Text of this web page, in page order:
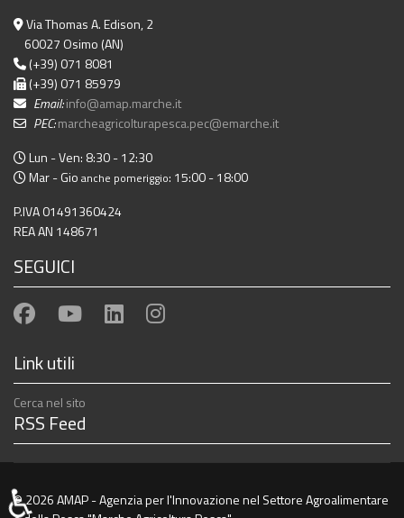
Via Thomas A. Edison, 2
60027 Osimo (AN)
(+39) 071 8081
(+39) 071 85979
Email:info@amap.marche.it
PEC:marcheagricolturapesca.pec@emarche.it
Lun - Ven: 8:30 - 12:30
Mar - Gio anche pomeriggio: 15:00 - 18:00
P.IVA 01491360424
REA AN 148671
SEGUICI
Link utili
Cerca nel sito
RSS Feed
© 2026 AMAP - Agenzia per l'Innovazione nel Settore Agroalimentare